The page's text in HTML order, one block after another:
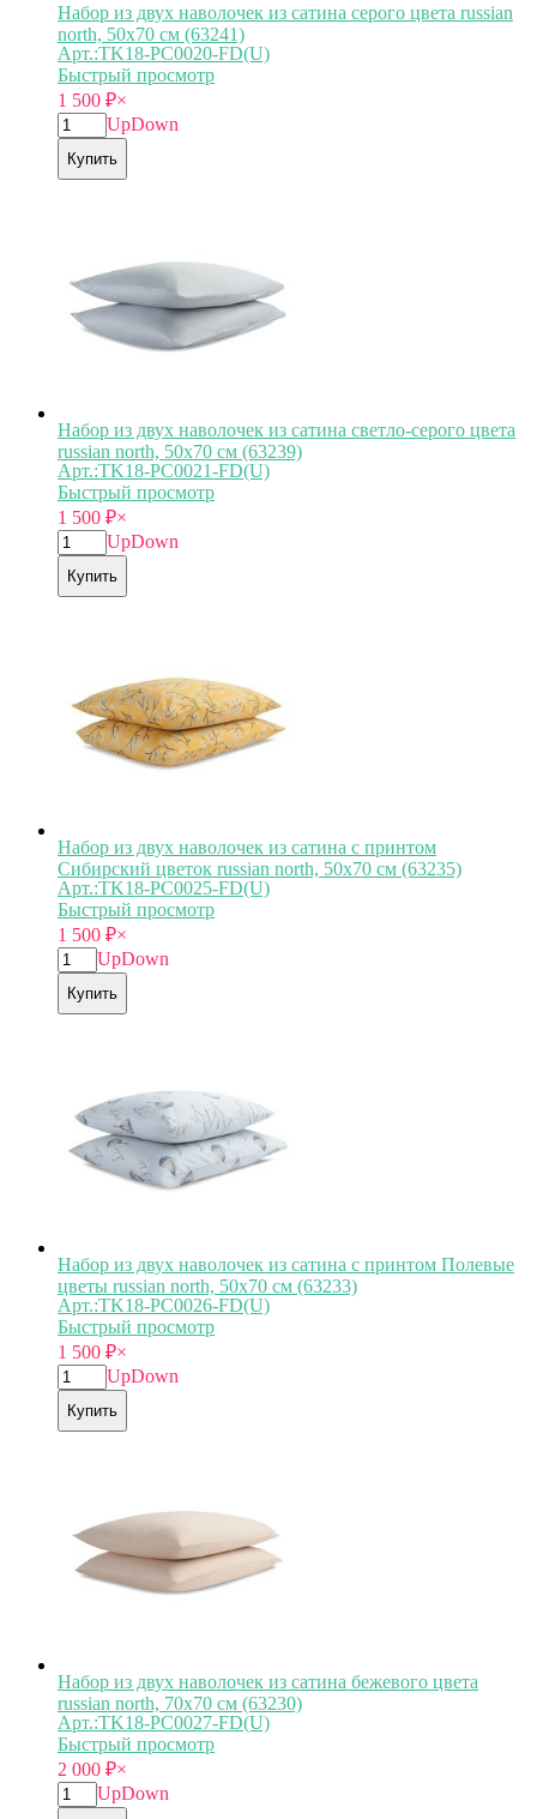
Набор из двух наволочек из сатина серого цвета russian
north, 50х70 см (63241)
Арт.:TK18-PС0020-FD(U)
Быстрый просмотр
1 500 ₽×
UpDown
Купить
Набор из двух наволочек из сатина светло-серого цвета
russian north, 50х70 см (63239)
Арт.:TK18-PС0021-FD(U)
Быстрый просмотр
1 500 ₽×
UpDown
Купить
Набор из двух наволочек из сатина с принтом
Сибирский цветок russian north, 50х70 см (63235)
Арт.:TK18-PС0025-FD(U)
Быстрый просмотр
1 500 ₽×
UpDown
Купить
Набор из двух наволочек из сатина с принтом Полевые
цветы russian north, 50х70 см (63233)
Арт.:TK18-PС0026-FD(U)
Быстрый просмотр
1 500 ₽×
UpDown
Купить
Набор из двух наволочек из сатина бежевого цвета
russian north, 70х70 см (63230)
Арт.:TK18-PС0027-FD(U)
Быстрый просмотр
2 000 ₽×
UpDown